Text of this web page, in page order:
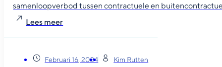
samenloopverbod tussen contractuele en
Lees meer
Februari 16, 2024 Kim Rutten